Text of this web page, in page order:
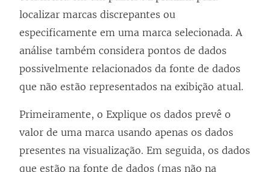
e
e
m
n
o
localizar marcas discrepantes ou
especificamente em uma marca selecionada. A
análise também considera pontos de dados
possivelmente relacionados da fonte de dados
que não estão representados na exibição atual.
Primeiramente, o Explique os dados prevê o
valor de uma marca usando apenas os dados
presentes na visualização. Em seguida, os dados
que estão na fonte de dados (mas não na